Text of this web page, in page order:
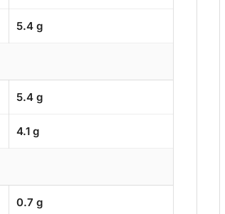
5.4 g
5.4 g
4.1 g
0.7 g